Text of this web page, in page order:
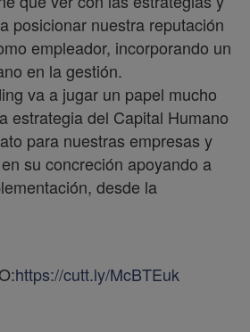
posicionar nuestra reputación
empleador, incorporando un
en la gestión.
va a jugar un papel mucho
estrategia del Capital Humano
para nuestras empresas y
su concreción apoyando a
desde la
https://cutt.ly/McBTEuk